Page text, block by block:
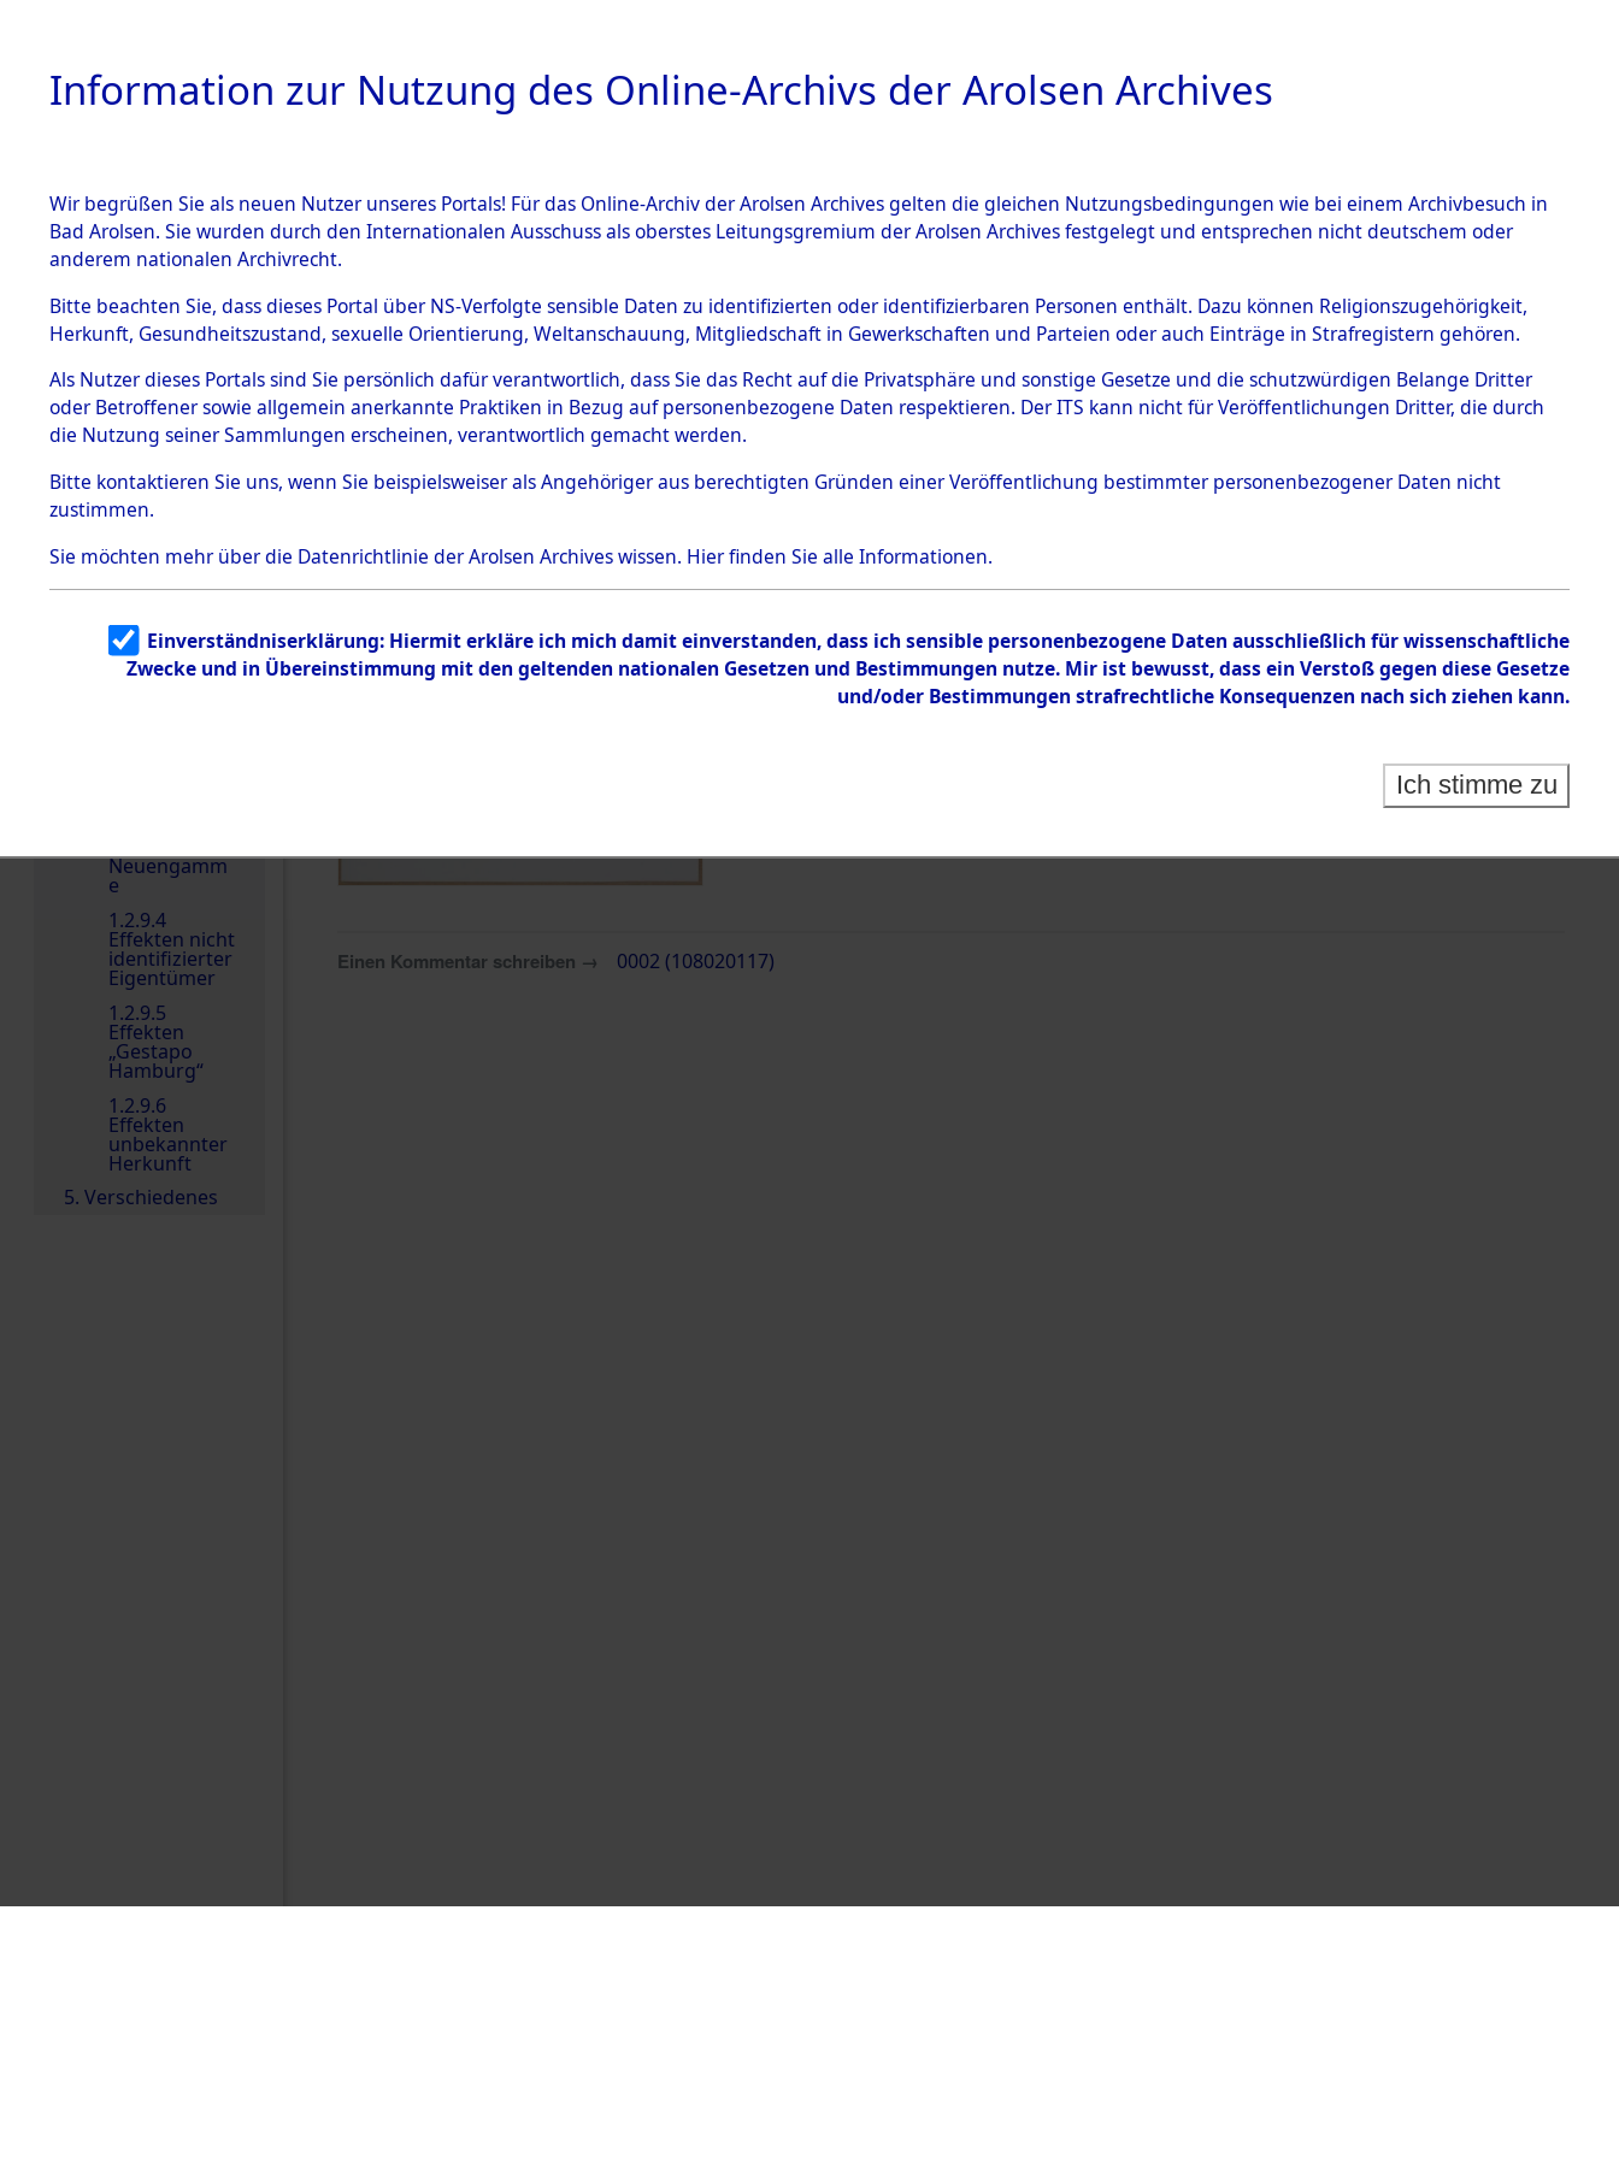
HOME BESTANDSBESCHREIBUNG ARCHIVALE ÜBERSICHT BILD
BESTÄNDE
Inhaftierungsdoku
mente
1.2.9 Beim ITS
verwahrte
1.2.9.1
Effekten aus
Dachau
e
1.2.9.2
Effekten aus
Neuengamm
e
1.2.9.4
Effekten nicht
identifizierter
Eigentümer
1.2.9.5
Effekten
„Gestapo
Hamburg“
1.2.9.6
Effekten
unbekannter
Herkunft
5. Verschiedenes
0002 (108020117)
0002 (108020117)
Person ERSCHEN, FRANZ
Bestand
Einen Kommentar schreiben → 0002 (108020117)
Information zur Nutzung des Online-Archivs der Arolsen Archives
Wir begrüßen Sie als neuen Nutzer unseres Portals! Für das Online-Archiv der Arolsen Archives gelten die gleichen Nutzungsbedingungen wie bei einem Archivbesuch in
Bad Arolsen. Sie wurden durch den Internationalen Ausschuss als oberstes Leitungsgremium der Arolsen Archives festgelegt und entsprechen nicht deutschem oder
anderem nationalen Archivrecht.
Bitte beachten Sie, dass dieses Portal über NS-Verfolgte sensible Daten zu identifizierten oder identifizierbaren Personen enthält. Dazu können Religionszugehörigkeit,
Herkunft, Gesundheitszustand, sexuelle Orientierung, Weltanschauung, Mitgliedschaft in Gewerkschaften und Parteien oder auch Einträge in Strafregistern gehören.
Als Nutzer dieses Portals sind Sie persönlich dafür verantwortlich, dass Sie das Recht auf die Privatsphäre und sonstige Gesetze und die schutzwürdigen Belange Dritter
oder Betroffener sowie allgemein anerkannte Praktiken in Bezug auf personenbezogene Daten respektieren. Der ITS kann nicht für Veröffentlichungen Dritter, die durch
die Nutzung seiner Sammlungen erscheinen, verantwortlich gemacht werden.
Bitte kontaktieren Sie uns, wenn Sie beispielsweiser als Angehöriger aus berechtigten Gründen einer Veröffentlichung bestimmter personenbezogener Daten nicht
zustimmen.
Sie möchten mehr über die Datenrichtlinie der Arolsen Archives wissen. Hierfinden Sie alle Informationen.
Einverständniserklärung: Hiermit erkläre ich mich damit einverstanden, dass ich sensible personenbezogene Daten ausschließlich für wissenschaftliche
Zwecke und in Übereinstimmung mit den geltenden nationalen Gesetzen und Bestimmungen nutze. Mir ist bewusst, dass ein Verstoß gegen diese Gesetze
und/oder Bestimmungen strafrechtliche Konsequenzen nach sich ziehen kann.
Ich stimme zu